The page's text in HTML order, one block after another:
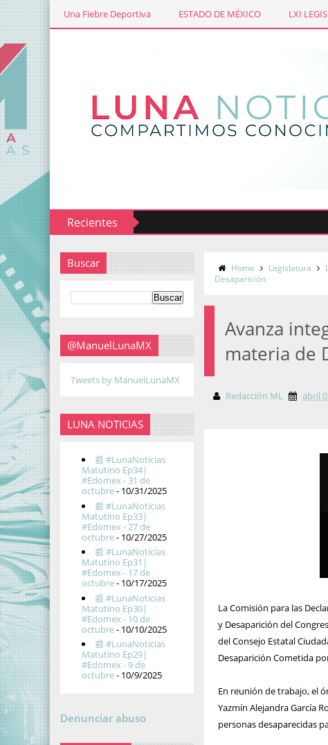
Una Fiebre Deportiva ESTADO DE MÉXICO LXI
Recientes
Miradas de las Ciudades Mexiquenses
Buscar
@ManuelLunaMX
Tweets by ManuelLunaMX
LUNA NOTICIAS
📰 #LunaNoticias
Matutino Ep34|
#Edomex - 31 de
octubre- 10/31/2025
📰 #LunaNoticias
Matutino Ep33|
#Edomex - 27 de
octubre- 10/27/2025
📰 #LunaNoticias
Matutino Ep31|
#Edomex - 17 de
octubre- 10/17/2025
📰 #LunaNoticias
Matutino Ep30|
#Edomex - 10 de
octubre- 10/10/2025
📰 #LunaNoticias
Matutino Ep29|
#Edomex - 9 de
octubre- 10/9/2025
Denunciar abuso
Home Legislatura
Desaparición
Avanza
materia de
Redacción ML abril
La Comisión para las
y Desaparición del
del Consejo Estatal
Desaparición Cometida
En reunión de trabajo, el
Yazmín Alejandra García
personas desaparecidas